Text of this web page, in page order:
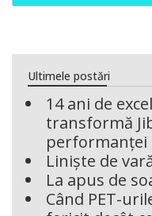
Ultimele postări
14 ani de
transformă
performanței
Liniște de
La apus de
Când PET-